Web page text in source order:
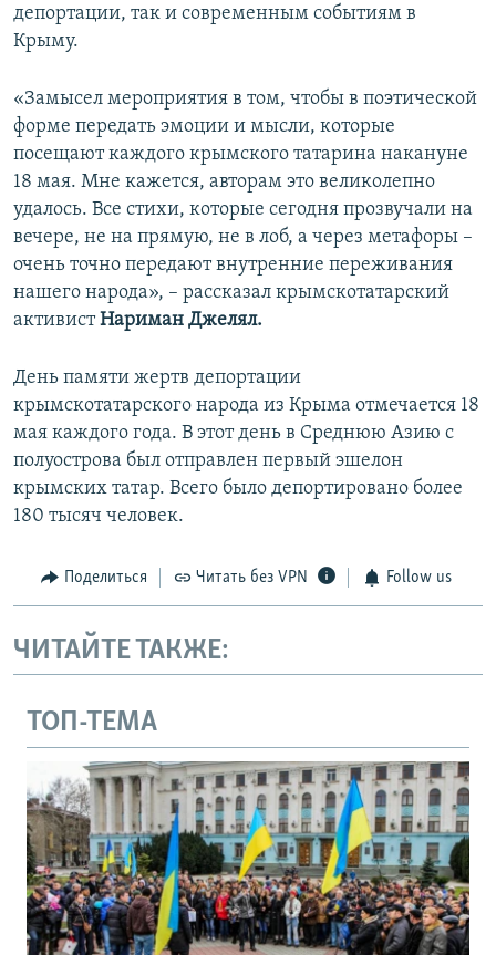
депортации, так и современным событиям в
Крыму.
«Замысел мероприятия в том, чтобы в поэтической
форме передать эмоции и мысли, которые
посещают каждого крымского татарина накануне
18 мая. Мне кажется, авторам это великолепно
удалось. Все стихи, которые сегодня прозвучали на
вечере, не на прямую, не в лоб, а через метафоры –
очень точно передают внутренние переживания
нашего народа», – рассказал крымскотатарский
активистНариман Джелял.
День памяти жертв депортации
крымскотатарского народа из Крыма отмечается 18
мая каждого года. В этот день в Среднюю Азию с
полуострова был отправлен первый эшелон
крымских татар. Всего было депортировано более
180 тысяч человек.​
Поделиться Читать без VPN Follow us
ЧИТАЙТЕ ТАКЖЕ:
ТОП-ТЕМА